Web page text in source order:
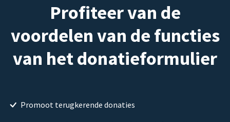
Profiteer van de
voordelen van de functies
van het donatieformulier
Promoot terugkerende donaties